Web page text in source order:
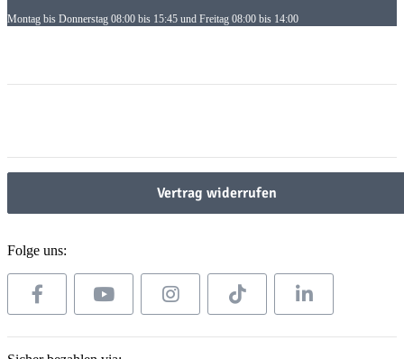
Montag bis Donnerstag 08:00 bis 15:45 und Freitag 08:00 bis 14:00
Vertrag widerrufen
Folge uns: